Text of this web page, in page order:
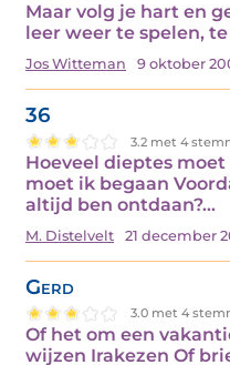
Maar volg je hart en
leer weer te spelen,
Jos Witteman 9 oktober
36
3.2 met 4
Hoeveel dieptes
moet ik begaan
altijd ben ontdaan?…
M. Distelvelt 21 december
Gerd
3.0 met 4
Of het om een
wijzen Irakezen Of